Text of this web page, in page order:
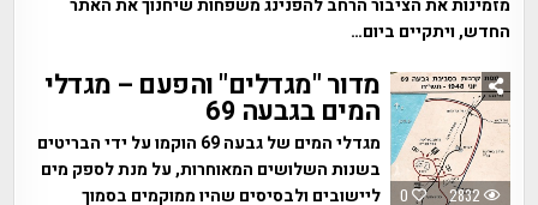
מזמינות את הציבור הרחב להפנינג משפחות שיחנוך את האתר
החדש, ויתקיים ביום…
0 2832
מדור "מגדלים" והפעם – מגדלי
המים בגבעה 69
מגדלי המים של גבעה 69 הוקמו על ידי הבריטים
בשנות השלושים המאוחרות, על מנת לספק מים
ליישובים ולבסיסים שהיו ממוקמים בסמוך